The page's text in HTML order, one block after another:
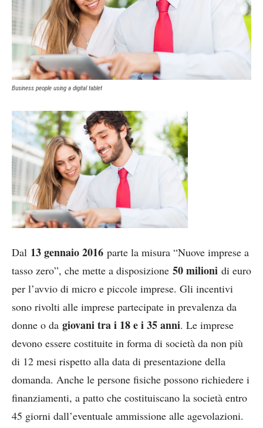
Business people using a digital tablet
Dal 13 gennaio 2016 parte la misura “Nuove imprese a
tasso zero”, che mette a disposizione 50 milioni di euro
per l’avvio di micro e piccole imprese. Gli incentivi
sono rivolti alle imprese partecipate in prevalenza da
donne o da giovani tra i 18 e i 35 anni. Le imprese
devono essere costituite in forma di società da non più
di 12 mesi rispetto alla data di presentazione della
domanda. Anche le persone fisiche possono richiedere i
finanziamenti, a patto che costituiscano la società entro
45 giorni dall’eventuale ammissione alle agevolazioni.